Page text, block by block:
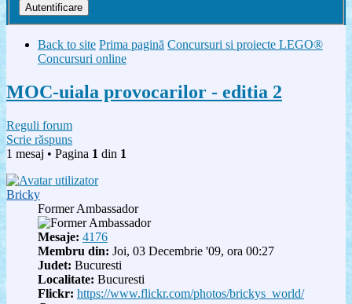
Back to site Prima pagină Concursuri si proiecte LEGO®
Concursuri online
MOC-uiala provocarilor - editia 2
Reguli forum
Scrie răspuns
1 mesaj • Pagina 1 din 1
Bricky
Former Ambassador
Mesaje: 4176
Membru din: Joi, 03 Decembrie '09, ora 00:27
Judet: Bucuresti
Localitate: Bucuresti
Flickr: https://www.flickr.com/photos/brickys_world/